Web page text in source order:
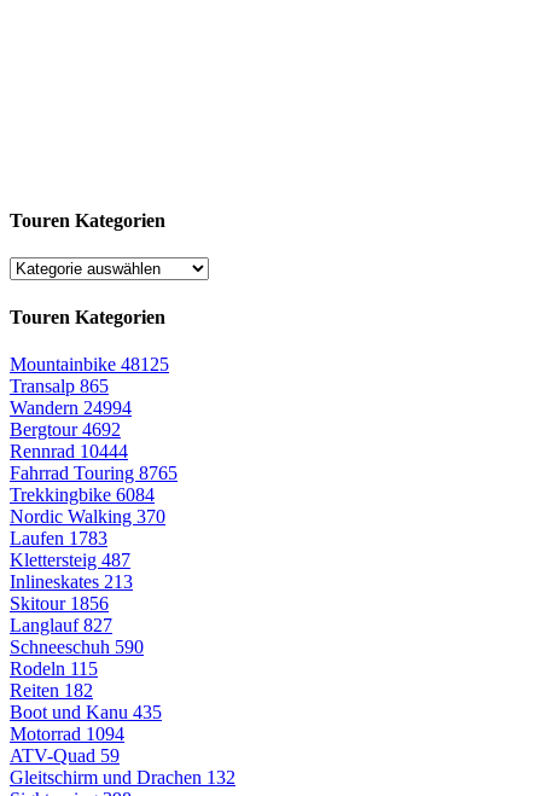
Touren Kategorien
Touren Kategorien
Mountainbike 48125
Transalp 865
Wandern 24994
Bergtour4692
Rennrad 10444
Fahrrad Touring 8765
Trekkingbike 6084
Nordic Walking 370
Laufen 1783
Klettersteig 487
Inlineskates 213
Skitour 1856
Langlauf827
Schneeschuh 590
Rodeln 115
Reiten 182
Boot und Kanu 435
Motorrad 1094
ATV-Quad 59
Gleitschirm und Drachen 132